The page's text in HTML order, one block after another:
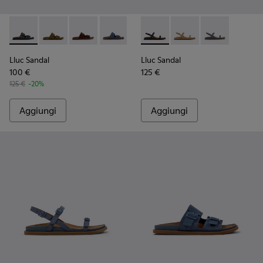
Lluc Sandal - K201881-001 - Sandali in pelle nera Da donna.
Lluc Sandal - K201881-006 - Sandali in pelle
Lluc Sandal - K201881-005 - Sandali in
Lluc Sandal - K201881-004 - Sandali
Lluc Sandal - K201881-003 -
Lluc Sandal - K201881-
Lluc Sandal
100 €
125 € -20%
Aggiungi
Lluc Sandal - K201883-001
Lluc Sandal -Lluc Sandal -
Lluc Sandal
125 €
Aggiungi